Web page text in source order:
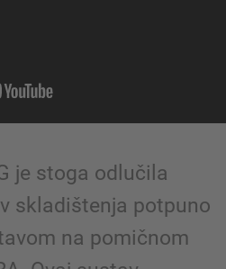
je stoga odlučila
skladištenja potpuno
na pomičnom